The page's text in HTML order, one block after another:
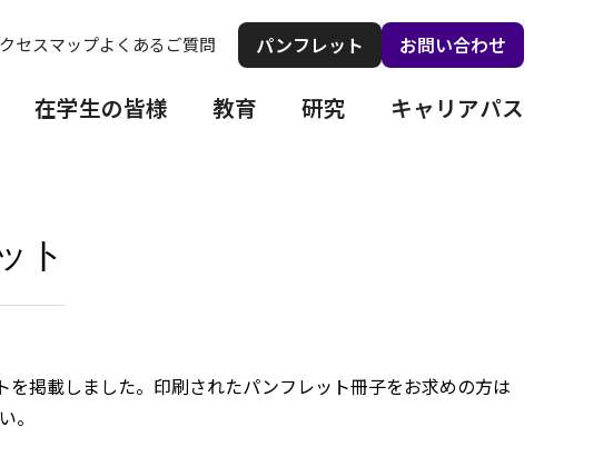
セスマップよくあるご質問 パンフレット お問い合わせ
在学生の皆様 教育 研究 キャリアパス
ト
掲載しました。印刷されたパンフレット冊子をお求めの方は
。